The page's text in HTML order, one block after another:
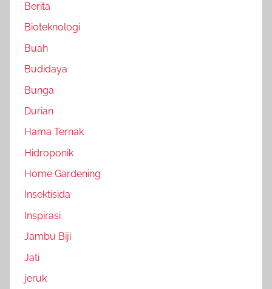
Berita
Bioteknologi
Buah
Budidaya
Bunga
Durian
Hama Ternak
Hidroponik
Home Gardening
Insektisida
Inspirasi
Jambu Biji
Jati
jeruk